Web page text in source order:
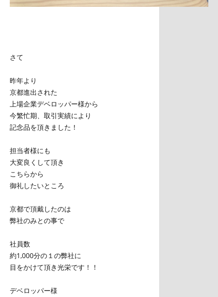
さて
昨年より
京都進出された
上場企業デベロッパー様から
今繁忙期、取引実績により
記念品を頂きました！
担当者様にも
大変良くして頂き
こちらから
御礼したいところ
京都で頂戴したのは
弊社のみとの事で
社員数
約1,000分の１の弊社に
目をかけて頂き光栄です！！
デベロッパー様